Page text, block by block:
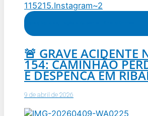
🚨 GRAVE ACIDENTE
154: CAMINHÃO
E DESPENCA EM
9 de abril de 2026